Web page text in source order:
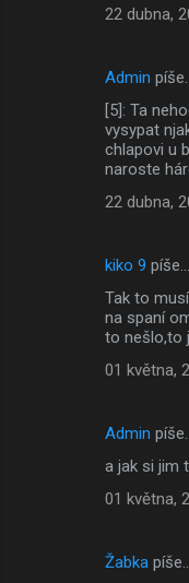
22 dubna,
Admin píše…
[5]: Ta
vysypat
chlapovi u
naroste
22 dubna,
kiko 9 píše…
Tak to
na spaní
to nešlo,to
01 května,
Admin píše…
a jak si jim
01 května,
Žabka píše…